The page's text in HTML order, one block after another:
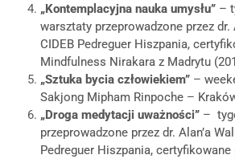
„Kontemplacyjna nauka umysłu” –
warsztaty przeprowadzone przez dr.
CIDEB Pedreguer Hiszpania,
Mindfulness Nirakara z Madrytu
„Sztuka bycia człowiekiem” –
Sakjong Mipham Rinpoche –
„Droga medytacji uważności” –
przeprowadzone przez dr. Alan’a
Pedreguer Hiszpania,